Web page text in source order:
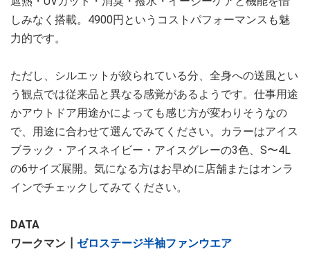
しみなく搭載。4900円というコストパフォーマンスも魅
力的です。
ただし、シルエットが絞られている分、全身への送風とい
う観点では従来品と異なる感覚があるようです。仕事用途
かアウトドア用途かによっても感じ方が変わりそうなの
で、用途に合わせて選んでみてください。カラーはアイス
ブラック・アイスネイビー・アイスグレーの3色、S〜4L
の6サイズ展開。気になる方はお早めに店舗またはオンラ
インでチェックしてみてください。
DATA
ワークマン┃ ゼロステージ半袖ファンウエア